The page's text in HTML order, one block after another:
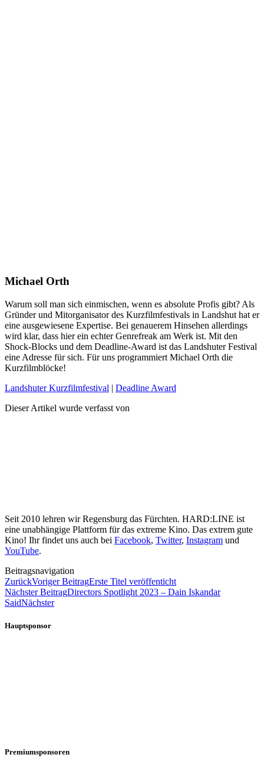
Michael Orth
Warum soll man sich einmischen, wenn es absolute Profis gibt? Als
Gründer und Mitorganisator des Kurzfilmfestivals in Landshut hat er
eine ausgewiesene Expertise. Bei genauerem Hinsehen allerdings
wird klar, dass hier ein echter Genrefreak am Werk ist. Mit den
Shock-Blocks und dem Deadline-Award ist das Landshuter Festival
eine Adresse für sich. Für uns programmiert Michael Orth die
Kurzfilmblöcke!
Landshuter Kurzfilmfestival | Deadline Award
Dieser Artikel wurde verfasst von
Seit 2010 lehren wir Regensburg das Fürchten. HARD:LINE ist
eine unabhängige Plattform für das extreme Kino. Das extrem gute
Kino! Ihr findet uns auch bei Facebook, Twitter, Instagram und
YouTube.
Beitragsnavigation
ZurückVoriger BeitragErste Titel veröffenticht
Nächster BeitragDirectors Spotlight 2023 – Dain Iskandar
SaidNächster
Hauptsponsor
Premiumsponsoren